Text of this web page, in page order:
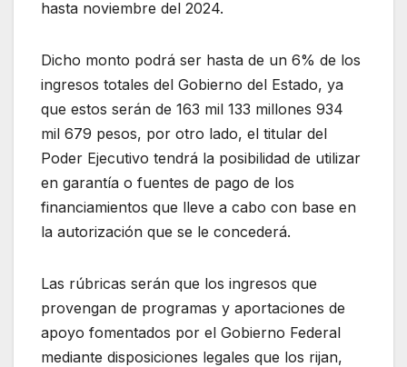
hasta noviembre del 2024.
Dicho monto podrá ser hasta de un 6% de los
ingresos totales del Gobierno del Estado, ya
que estos serán de 163 mil 133 millones 934
mil 679 pesos, por otro lado, el titular del
Poder Ejecutivo tendrá la posibilidad de utilizar
en garantía o fuentes de pago de los
financiamientos que lleve a cabo con base en
la autorización que se le concederá.
Las rúbricas serán que los ingresos que
provengan de programas y aportaciones de
apoyo fomentados por el Gobierno Federal
mediante disposiciones legales que los rijan,